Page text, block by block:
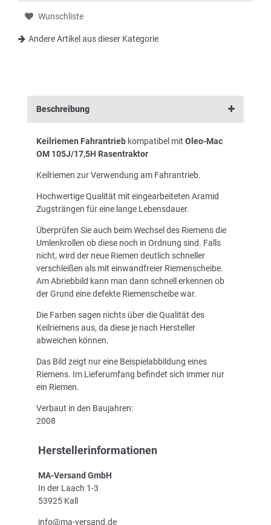
Wunschliste
Andere Artikel aus dieser Kategorie
Beschreibung
Keilriemen Fahrantrieb kompatibel mit Oleo-Mac
OM 105J/17,5H Rasentraktor
Keilriemen zur Verwendung am Fahrantrieb.
Hochwertige Qualität mit eingearbeiteten Aramid
Zugsträngen für eine lange Lebensdauer.
Überprüfen Sie auch beim Wechsel des Riemens die
Umlenkrollen ob diese noch in Ordnung sind. Falls
nicht, wird der neue Riemen deutlich schneller
verschleißen als mit einwandfreier Riemenscheibe.
Am Abriebbild kann man dann schnell erkennen ob
der Grund eine defekte Riemenscheibe war.
Die Farben sagen nichts über die Qualität des
Keilriemens aus, da diese je nach Hersteller
abweichen können.
Das Bild zeigt nur eine Beispielabbildung eines
Riemens. Im Lieferumfang befindet sich immer nur
ein Riemen.
Verbaut in den Baujahren:
2008
Herstellerinformationen
MA-Versand GmbH
In der Laach 1-3
53925 Kall
info@ma-versand.de